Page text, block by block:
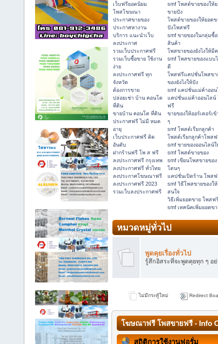
เว็บฟรียอดนิยม
โพสโฆษณา
ประกาศขายของ
ประกาศหางาน
บริการ แนะนำเว็บ
ลงประกาศ
รวมเว็บประกาศฟรี
รวมเว็บซื้อขาย ใช้งาน
ง่าย
ลงประกาศฟรี ทุก
จังหวัด
ต้องการขาย
ปล่อยเช่า บ้าน คอนโด
ที่ดิน
ขายบ้าน คอนโด ที่ดิน
ประกาศฟรี ไม่มี หมด
อายุ
เว็บประกาศฟรี ติด
อันดับ
ฝากร้านฟรี โพ ส ฟรี
ลงประกาศฟรี กรุงเทพ
ลงประกาศฟรี ทั่วไทย
ลงประกาศโฆษณาฟรี
ลงประกาศฟรี 2023
รวมเว็บลงประกาศฟรี
smf โพสต์ขายของให้
ขายปัง
โพสต์ขายของให้ยอดข
ปังโพสฟรี
smf ขายของในกลุ่มซื้
สินค้า
โพสขายของยังไงให้มี
smf โพสขายของแบบ
ดี
โพสฟรีแคปชั่นโพสขา
ของยังไงให้ปัง
smf แคปชั่นแม่ค้าออน
แคปชั่นแม่ค้าออนไลน์
ฟรี
ขายของให้ออร์เดอร์เข้
ๆ
smf โพสต์เรียกลูกค้า
โพสต์เรียกลูกค้าโพส
smf ขายของออนไลน์ใ
smf โพสต์ขายของ
smf เขียนโพสขายของ
โดนๆ
แคปชั่นเปิดร้าน โพส
smf วิธีโพสขายของใ
สนใจ
วิธีเพิ่มยอดขาย โพสฟ
smf เทคนิคเพิ่มยอดข
หมวดหมู่ทั่วไป
พูดคุยเรื่องทั่วไป
รู้สึกอิสระที่จะพูดคุยทุก ๆ อ
ไม่มีกระทู้ใหม่ Redirect
โฆษณาฟรี โพสขายฟรี - Info
สถิติการใช้งานฟอรั่ม